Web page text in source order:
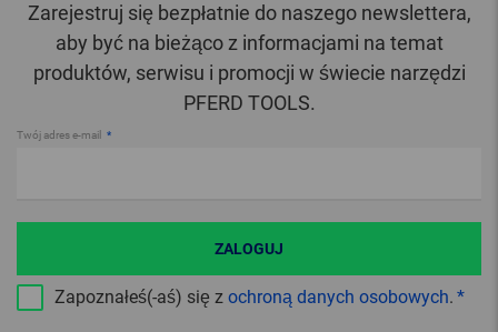
Zarejestruj się bezpłatnie do naszego newslettera,
aby być na bieżąco z informacjami na temat
produktów, serwisu i promocji w świecie narzędzi
PFERD TOOLS.
Twój adres e-mail
Zapoznałeś(-aś) się z ochroną danych osobowych.
ZALOGUJ